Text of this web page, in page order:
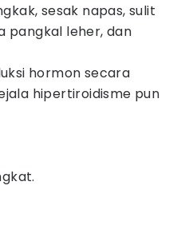
sesak napas, sulit
pangkal leher, dan
hormon secara
hipertiroidisme pun